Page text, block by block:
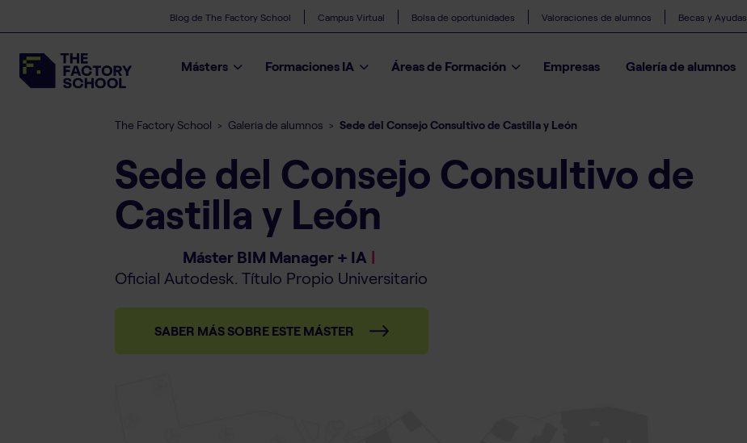
Másters Formaciones IA Áreas de Formación Empresas Galería de alumnos
Blog de The Factory School Campus Virtual Bolsa de oportunidades Valoraciones de alumnos Becas y Ayudas
The Factory School > Galeria de alumnos > Sede del Consejo Consultivo de Castilla y León
Sede del Consejo Consultivo de
Castilla y León
Máster BIM Manager + IA |
Oficial Autodesk. Título Propio Universitario
SABER MÁS SOBRE ESTE MÁSTER